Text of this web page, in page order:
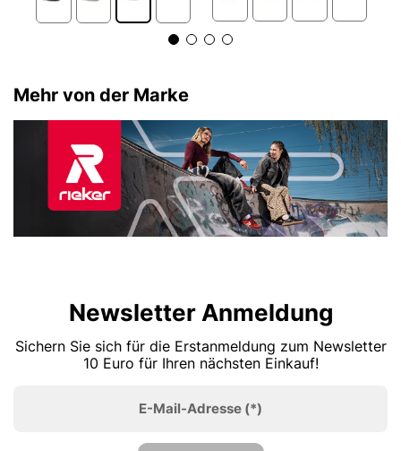
Mehr von der Marke
Newsletter Anmeldung
Sichern Sie sich für die Erstanmeldung zum Newsletter
10 Euro für Ihren nächsten Einkauf!
E-Mail-Adresse (*)